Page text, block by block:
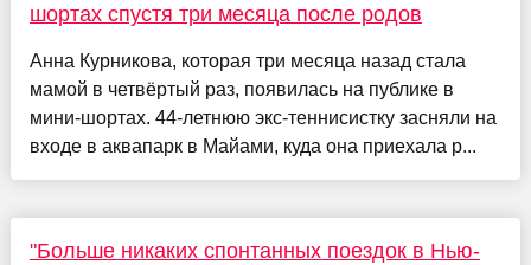
шортах спустя три месяца после родов
Анна Курникова, которая три месяца назад стала
мамой в четвёртый раз, появилась на публике в
мини-шортах. 44-летнюю экс-теннисистку засняли на
входе в аквапарк в Майами, куда она приехала р...
"Больше никаких спонтанных поездок в Нью-